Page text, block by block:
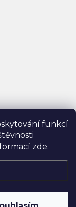
funkcí
zde.